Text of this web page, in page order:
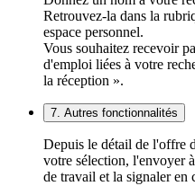
Retrouvez-la dans la
espace personnel.
Vous souhaitez recevoir
d'emploi liées à votre
la réception ».
7. Autres fonctionnalités
Depuis le détail de l'offre
votre sélection, l'envoyer
de travail et la signaler en